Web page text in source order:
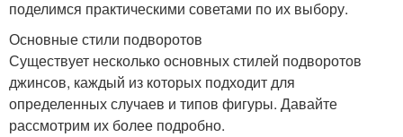
поделимся практическими советами по их выбору.
Основные стили подворотов
Существует несколько основных стилей подворотов
джинсов, каждый из которых подходит для
определенных случаев и типов фигуры. Давайте
рассмотрим их более подробно.